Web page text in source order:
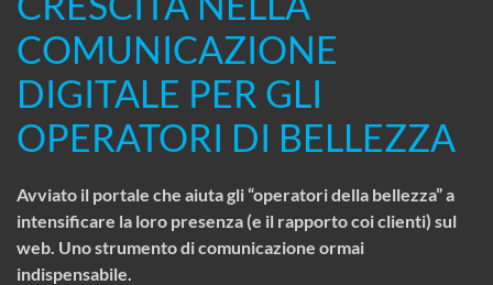
COMUNICAZIONE
DIGITALE PER GLI
OPERATORI DI BELLEZZA
Avviato il portale che aiuta gli “operatori della bellezza” a
intensificare la loro presenza (e il rapporto coi clienti) sul
web. Uno strumento di comunicazione ormai
indispensabile.